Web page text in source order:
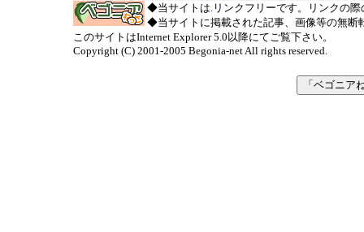
◆当サイトは. リンクフリーです。リンクの
◆当サイトに掲載された記事、画像等の無断
このサイトはInternet Explorer 5.0以降にてご覧下さい。
Copyright (C) 2001-2005 Begonia-net All rights reserved.